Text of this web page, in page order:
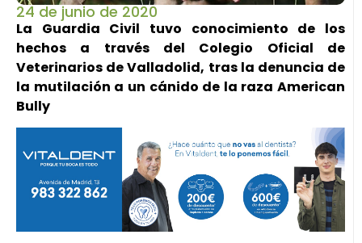
24 de junio de 2020
La Guardia Civil tuvo conocimiento de los
hechos a través del Colegio Oficial de
Veterinarios de Valladolid, tras la denuncia de
la mutilación a un cánido de la raza American
Bully